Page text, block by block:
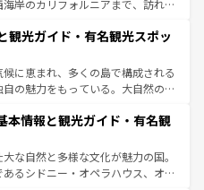
テンツ一覧を参照してほしい。
岸のカリフォルニアまで、訪れる
光、ショッピング、エンターテイ
的なスポットだ。一方、アメリカ
、グランドキャニオンやイエロー
た絶景が堪能できる。さらに、南
メリカの各地域で異なる魅力を楽
と豊かな歴史を感じることができ
トリップや列車の旅も、アメリカ
なお、新着のアメリカ
を参照してほしい。
観光ガイド・有名観光スポッ
に恵まれ、多くの島で構成される
の魅力をもっている。大自然の神
た、定番の観光地といえばオアフ
めるならマウイ島やカウアイ島が
リーンに輝く海をはじめ、豊かな
る。「アロハスピリット」と呼ば
本情報と観光ガイド・有名観
な自然と多様な文化が魅力の国。
るシドニー・オペラハウス、オー